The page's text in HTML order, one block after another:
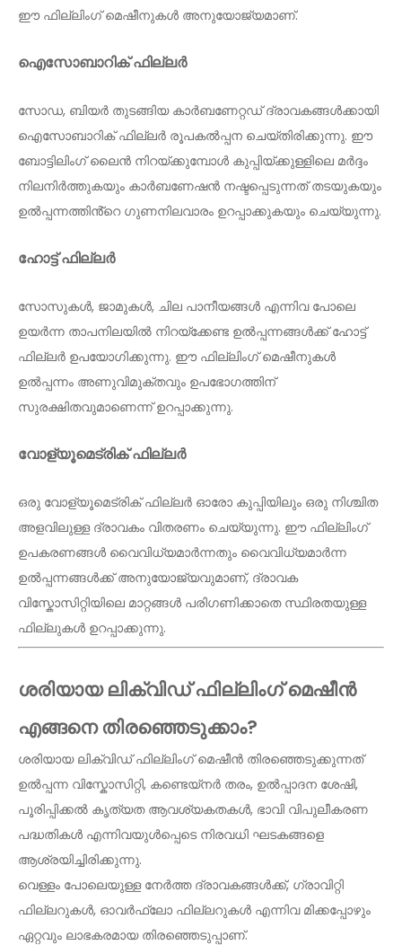
ഈ ഫില്ലിംഗ് മെഷീനുകൾ അനുയോജ്യമാണ്.
ഐസോബാറിക് ഫില്ലർ
സോഡ, ബിയർ തുടങ്ങിയ കാർബണേറ്റഡ് ദ്രാവകങ്ങൾക്കായി
ഐസോബാറിക് ഫില്ലർ രൂപകൽപ്പന ചെയ്തിരിക്കുന്നു. ഈ
ബോട്ടിലിംഗ് ലൈൻ നിറയ്ക്കുമ്പോൾ കുപ്പിയ്ക്കുള്ളിലെ മർദ്ദം
നിലനിർത്തുകയും കാർബണേഷൻ നഷ്ടപ്പെടുന്നത് തടയുകയും
ഉൽപ്പന്നത്തിൻ്റെ ഗുണനിലവാരം ഉറപ്പാക്കുകയും ചെയ്യുന്നു.
ഹോട്ട് ഫില്ലർ
സോസുകൾ, ജാമുകൾ, ചില പാനീയങ്ങൾ എന്നിവ പോലെ
ഉയർന്ന താപനിലയിൽ നിറയ്ക്കേണ്ട ഉൽപ്പന്നങ്ങൾക്ക് ഹോട്ട്
ഫില്ലർ ഉപയോഗിക്കുന്നു. ഈ ഫില്ലിംഗ് മെഷീനുകൾ
ഉൽപ്പന്നം അണുവിമുക്തവും ഉപഭോഗത്തിന്
സുരക്ഷിതവുമാണെന്ന് ഉറപ്പാക്കുന്നു.
വോള്യൂമെട്രിക് ഫില്ലർ
ഒരു വോള്യൂമെട്രിക് ഫില്ലർ ഓരോ കുപ്പിയിലും ഒരു നിശ്ചിത
അളവിലുള്ള ദ്രാവകം വിതരണം ചെയ്യുന്നു. ഈ ഫില്ലിംഗ്
ഉപകരണങ്ങൾ വൈവിധ്യമാർന്നതും വൈവിധ്യമാർന്ന
ഉൽപ്പന്നങ്ങൾക്ക് അനുയോജ്യവുമാണ്, ദ്രാവക
വിസ്കോസിറ്റിയിലെ മാറ്റങ്ങൾ പരിഗണിക്കാതെ സ്ഥിരതയുള്ള
ഫില്ലുകൾ ഉറപ്പാക്കുന്നു.
ശരിയായ ലിക്വിഡ് ഫില്ലിംഗ് മെഷീൻ
എങ്ങനെ തിരഞ്ഞെടുക്കാം?
ശരിയായ ലിക്വിഡ് ഫില്ലിംഗ് മെഷീൻ തിരഞ്ഞെടുക്കുന്നത്
ഉൽപ്പന്ന വിസ്കോസിറ്റി, കണ്ടെയ്നർ തരം, ഉൽപ്പാദന ശേഷി,
പൂരിപ്പിക്കൽ കൃത്യത ആവശ്യകതകൾ, ഭാവി വിപുലീകരണ
പദ്ധതികൾ എന്നിവയുൾപ്പെടെ നിരവധി ഘടകങ്ങളെ
ആശ്രയിച്ചിരിക്കുന്നു.
വെള്ളം പോലെയുള്ള നേർത്ത ദ്രാവകങ്ങൾക്ക്, ഗ്രാവിറ്റി
ഫില്ലറുകൾ, ഓവർഫ്ലോ ഫില്ലറുകൾ എന്നിവ മിക്കപ്പോഴും
ഏറ്റവും ലാഭകരമായ തിരഞ്ഞെടുപ്പാണ്.